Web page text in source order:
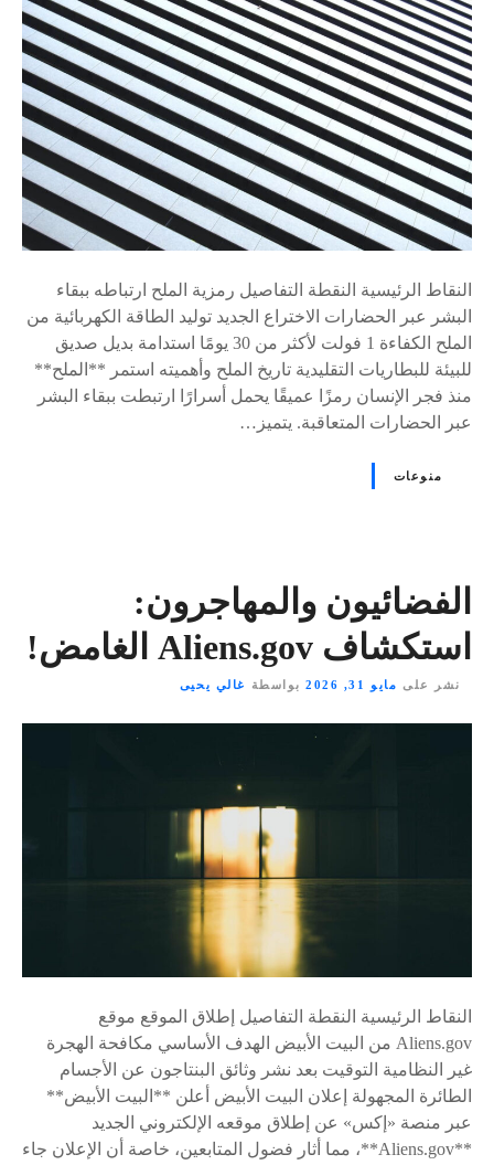
النقاط الرئيسية النقطة التفاصيل رمزية الملح ارتباطه ببقاء
البشر عبر الحضارات الاختراع الجديد توليد الطاقة الكهربائية من
الملح الكفاءة 1 فولت لأكثر من 30 يومًا استدامة بديل صديق
للبيئة للبطاريات التقليدية تاريخ الملح وأهميته استمر **الملح**
منذ فجر الإنسان رمزًا عميقًا يحمل أسرارًا ارتبطت ببقاء البشر
عبر الحضارات المتعاقبة. يتميز…
منوعات
الفضائيون والمهاجرون:
استكشاف Aliens.gov الغامض!
نشر على مايو 31, 2026 بواسطة غالي يحيى
النقاط الرئيسية النقطة التفاصيل إطلاق الموقع موقع
Aliens.gov من البيت الأبيض الهدف الأساسي مكافحة الهجرة
غير النظامية التوقيت بعد نشر وثائق البنتاجون عن الأجسام
الطائرة المجهولة إعلان البيت الأبيض أعلن **البيت الأبيض**
عبر منصة «إكس» عن إطلاق موقعه الإلكتروني الجديد
**Aliens.gov**، مما أثار فضول المتابعين، خاصة أن الإعلان جاء